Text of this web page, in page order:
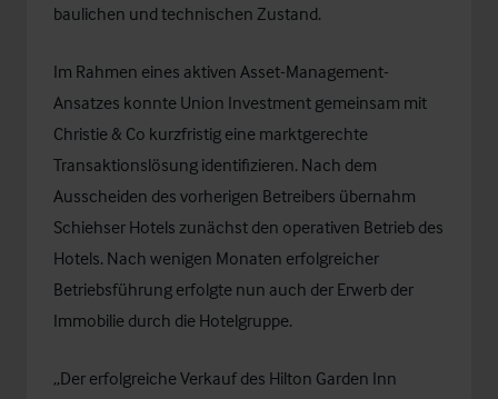
baulichen und technischen Zustand.
Im Rahmen eines aktiven Asset-Management-
Ansatzes konnte Union Investment gemeinsam mit
Christie & Co kurzfristig eine marktgerechte
Transaktionslösung identifizieren. Nach dem
Ausscheiden des vorherigen Betreibers übernahm
Schiehser Hotels zunächst den operativen Betrieb des
Hotels. Nach wenigen Monaten erfolgreicher
Betriebsführung erfolgte nun auch der Erwerb der
Immobilie durch die Hotelgruppe.
„Der erfolgreiche Verkauf des Hilton Garden Inn